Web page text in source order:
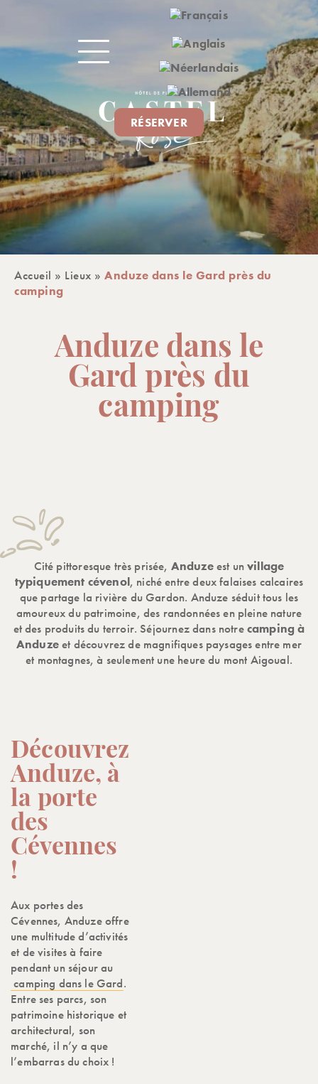
RÉSERVER
Accueil » Lieux »Anduze dans le Gard près du
camping
Anduze dans le
Gard près du
camping
Cité pittoresque très prisée, Anduzeest unvillage
typiquement cévenol, niché entre deux falaises calcaires
que partage la rivière du Gardon. Anduze séduit tous les
amoureux du patrimoine, des randonnées en pleine nature
et des produits du terroir. Séjournez dans notrecamping à
Anduzeet découvrez de magnifiques paysages entre mer
et montagnes, à seulement une heure du mont Aigoual.
Découvrez
Anduze, à
la porte
des
Cévennes
!
Aux portes des
Cévennes, Anduze offre
une multitude d’activités
et de visites à faire
pendant un séjour au
camping dans le Gard.
Entre ses parcs, son
patrimoine historique et
architectural, son
marché, il n’y a que
l’embarras du choix !